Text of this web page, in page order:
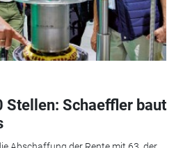
Stellen: Schaeffler baut